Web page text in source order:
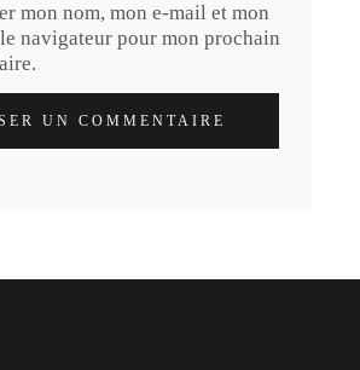
mon nom, mon e-mail et mon
navigateur pour mon prochain
UN COMMENTAIRE